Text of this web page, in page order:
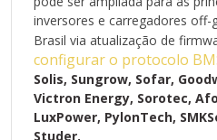
completo, com
sobretensão, subtensão,
temperaturas extremas.
Já em sistemas Off-Grid, as
100TS são as taxas de
reposição ser 2 vezes
convencionais (uma única
inversores e carregadores
Brasil via atualização de
configurar o protocolo
Solis, Sungrow, Sofar,
Victron Energy, Sorotec,
LuxPower, PylonTech,
Studer.